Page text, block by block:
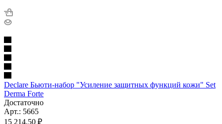
Declare Бьюти-набор "Усиление защитных функций кожи" Set
Derma Forte
Достаточно
Арт.: 5665
15 214.50 ₽